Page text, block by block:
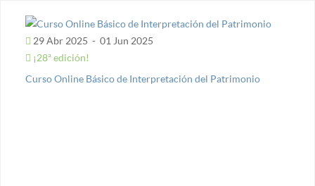
29 Abr 2025 - 01 Jun 2025
¡28ª edición!
Curso Online Básico de Interpretación del Patrimonio